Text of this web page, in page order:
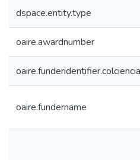
dspace.entity.type
oaire.awardnumber
oaire.fundername